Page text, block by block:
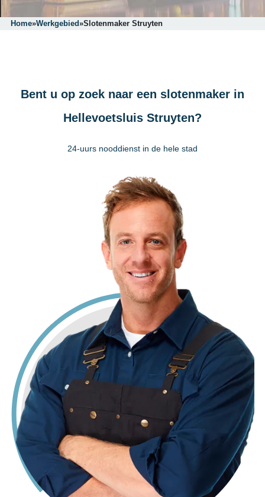
Home»Werkgebied»Slotenmaker Struyten
Bent u op zoek naar een slotenmaker in
Hellevoetsluis Struyten?
24-uurs nooddienst in de hele stad